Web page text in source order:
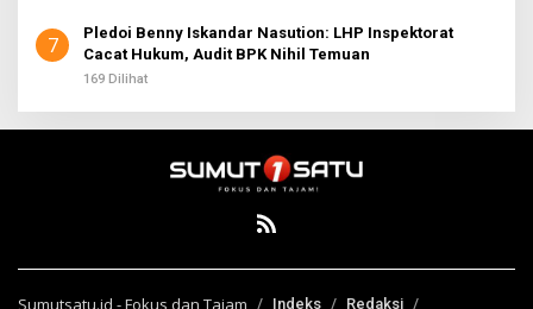
7
Pledoi Benny Iskandar Nasution: LHP Inspektorat
Cacat Hukum, Audit BPK Nihil Temuan
169 Dilihat
Sumutsatu.id - Fokus dan Tajam Indeks Redaksi